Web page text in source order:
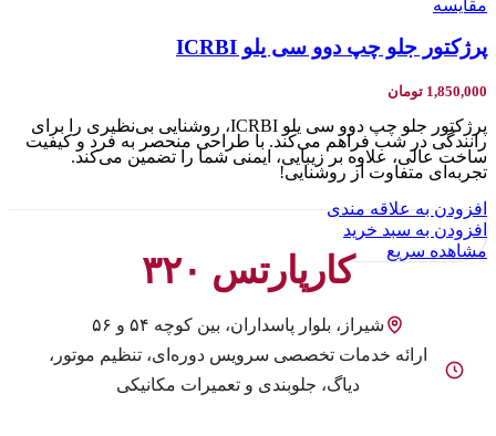
مقایسه
پرژکتور جلو چپ دوو سی یلو ICRBI
1,850,000 تومان
پرژکتور جلو چپ دوو سی یلو ICRBI، روشنایی بی‌نظیری را برای
رانندگی در شب فراهم می‌کند. با طراحی منحصر به فرد و کیفیت
ساخت عالی، علاوه بر زیبایی، ایمنی شما را تضمین می‌کند.
تجربه‌ای متفاوت از روشنایی!
افزودن به علاقه مندی
افزودن به سبد خرید
مشاهده سریع
کارپارتس ۳۲۰
شیراز، بلوار پاسداران، بین کوچه ۵۴ و ۵۶
ارائه خدمات تخصصی سرویس دوره‌ای، تنظیم موتور،
دیاگ، جلوبندی و تعمیرات مکانیکی